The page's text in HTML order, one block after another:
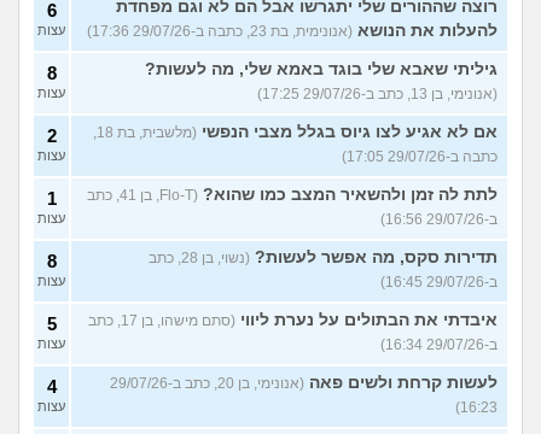
רוצה שההורים שלי יתגרשו אבל הם לא וגם מפחדת
להעלות את הנושא (אנונימית, בת 23, כתבה ב-29/07/26 17:36)
6
עצות
גיליתי שאבא שלי בוגד באמא שלי, מה לעשות?
(אנונימי, בן 13, כתב ב-29/07/26 17:25)
8
עצות
אם לא אגיע לצו גיוס בגלל מצבי הנפשי
(מלשבית, בת 18,
כתבה ב-29/07/26 17:05)
2
עצות
לתת לה זמן ולהשאיר המצב כמו שהוא?
(Flo-T, בן 41, כתב
ב-29/07/26 16:56)
1
עצות
תדירות סקס, מה אפשר לעשות?
(נשוי, בן 28, כתב
ב-29/07/26 16:45)
8
עצות
איבדתי את הבתולים על נערת ליווי
(סתם מישהו, בן 17, כתב
ב-29/07/26 16:34)
5
עצות
לעשות קרחת ולשים פאה
(אנונימי, בן 20, כתב ב-29/07/26
16:23)
4
עצות